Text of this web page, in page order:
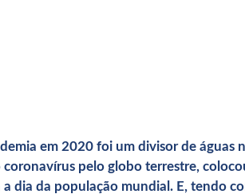
em 2020 foi um divisor de águas
pelo globo terrestre,
dia da população mundial. E, tendo